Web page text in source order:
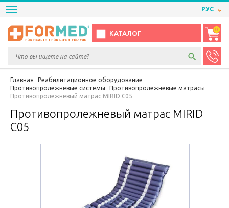
РУС
КАТАЛОГ
0
Главная
Реабилитационное оборудование
Противопролежневые системы
Противопролежневые матрасы
Противопролежневый матрас MIRID С05
Противопролежневый матрас MIRID
С05